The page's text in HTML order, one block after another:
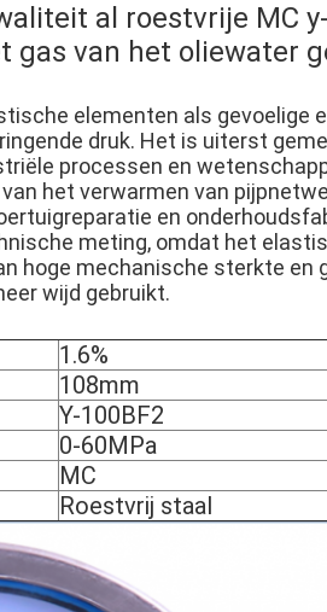
al roestvrije MC
gas van het oliewater
elementen als gevoelige
druk. Het is uiterst
processen en
het verwarmen van
en
meting, omdat het
hoge mechanische sterkte
wijd gebruikt.
1.6%
108mm
Y-100BF2
0-60MPa
MC
Roestvrij staal